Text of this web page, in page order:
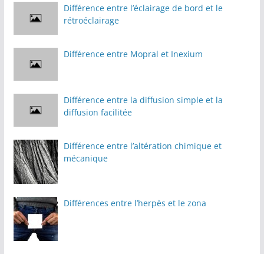
Différence entre l’éclairage de bord et le
rétroéclairage
Différence entre Mopral et Inexium
Différence entre la diffusion simple et la
diffusion facilitée
Différence entre l’altération chimique et
mécanique
Différences entre l’herpès et le zona